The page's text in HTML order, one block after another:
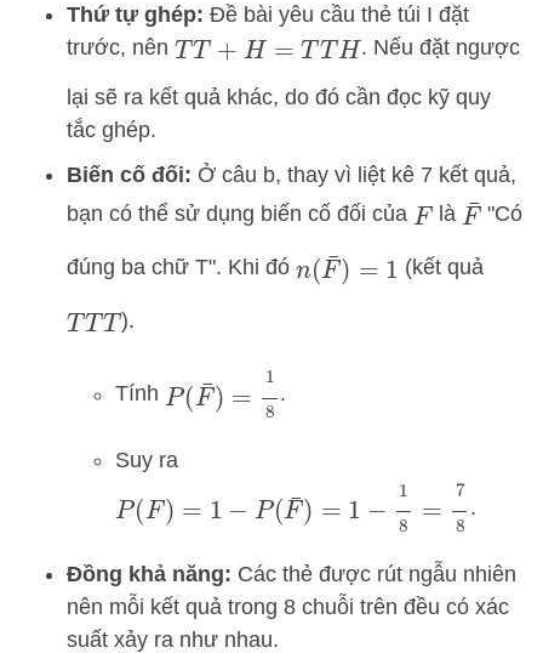
Thứ tự ghép: Đề bài yêu cầu thẻ túi I đặt
trước, nên TT+H =T TH . Nếu đặt ngược
lại sẽ ra kết quả khác, do đó cần đọc kỹ quy
tắc ghép.
Biến cố đối: Ở câu b, thay vì liệt kê 7 kết quả,
bạn có thể sử dụng biến cố đối của F là F¯"Có
đúng ba chữ T". Khi đó n(F¯ =1 (kết quả
TTT ).
Tính P(F¯ 8 .
Suy ra
P(F)= −P ¯)=1− 8= .
Đồng khả năng: Các thẻ được rút ngẫu nhiên
nên mỗi kết quả trong 8 chuỗi trên đều có xác
suất xảy ra như nhau.